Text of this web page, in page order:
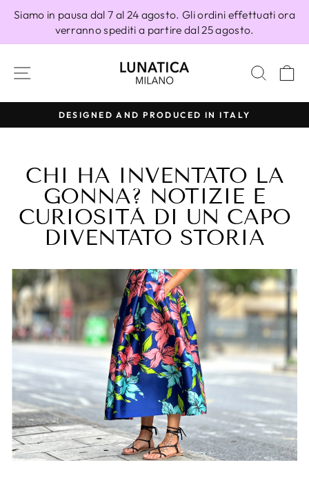
direttamente
Siamo in pausa dal 7 al 24 agosto. Gli ordini effettuati ora
verranno spediti a partire dal 25 agosto.
NAVIGAZIONE DEL SITO
Metti
presentazione
100% MADE IN ITALY
CHI HA INVENTATO LA
GONNA? NOTIZIE E
CURIOSITÀ DI UN CAPO
DIVENTATO STORIA